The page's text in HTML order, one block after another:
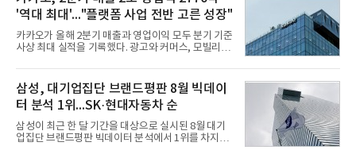
의 제약을 해소하고자 노력했다. 이러한 LIG넥스원의
신기술 개발 성과가 집약된 무기체계가 바로 휴대용
지대공 유도무기 ‘신궁’이다.신궁은 이미 2009년 수
출을 위한 개량형 멀티런처 개발을 완료함으로써 기
능 다양화와 계열화 가능성을 선보인 바 있었다. 이번
부터 진행됐
'역대 최대'..."플랫폼 사업 전반 고른 성장"
카카오가 올해 2분기 매출과 영업이익 모두 분기 기준
사상 최대 실적을 기록했다. 광고와 커머스, 모빌리
인했다.카카오는 6일 연결 기준 올해 2분기 매출 2조
985억원, 영업이익 2770억원을 기록했다고 밝혔다.
전년 동기 대비 매출은 9%, 영업이익은 36% 늘어난
수치다. 전년 동기 실적과 증가율은 카카오게임즈와
카카오헬스케어 관련 손익을 중단영업손익으로 반영
한 기준으로 산출됐다. 지난해 2분기 매출은 1조9175
억원, 영업이익은 2039억원이었다.플랫폼 부문 매출
삼성, 대기업집단 브랜드평판 8월 빅데이
터 분석 1위...SK·현대자동차 순
삼성이 최근 한 달 기간을 대상으로 실시된 8월 대기
업집단 브랜드평판 빅데이터 분석에서 1위를 차지했